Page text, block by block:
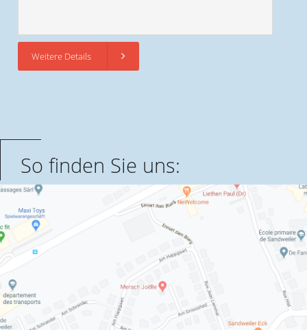
Weitere Details
So finden Sie uns: